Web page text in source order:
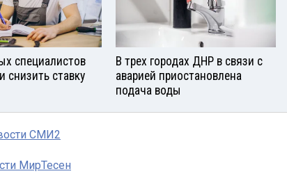
специалистов
снизить ставку
В трех городах ДНР в связи с
аварией приостановлена
подача воды
СМИ2
МирТесен